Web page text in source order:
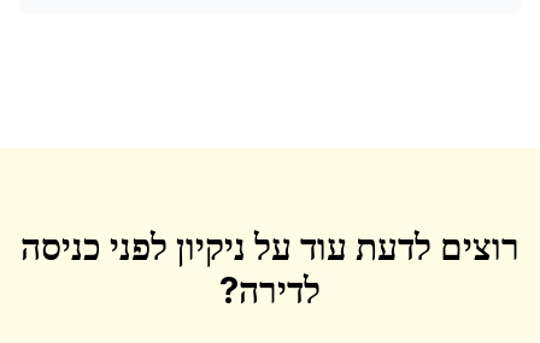
רוצים לדעת עוד על ניקיון לפני כניסה
לדירה?